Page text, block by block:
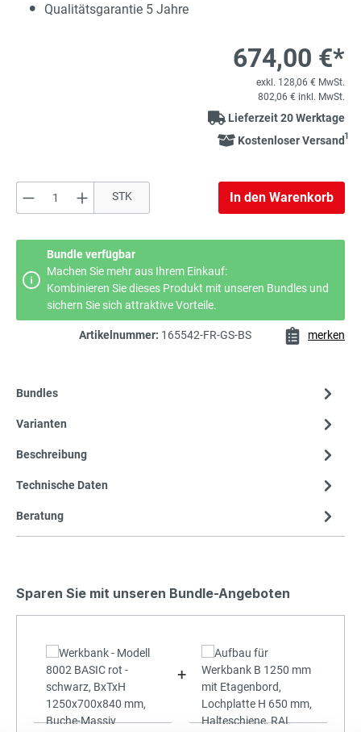
Qualitätsgarantie 5 Jahre
674,00 €*
exkl. 128,06 € MwSt.
802,06 € inkl. MwSt.
Lieferzeit 20 Werktage
Kostenloser Versand1
Produkt Anzahl: Gib den gewünschten
STK In den Warenkorb
Bundle verfügbar
Machen Sie mehr aus Ihrem Einkauf:
Kombinieren Sie dieses Produkt mit unseren Bundles und
sichern Sie sich attraktive Vorteile.
Artikelnummer: 165542-FR-GS-BS merken
Bundles
Varianten
Beschreibung
Technische Daten
Beratung
Sparen Sie mit unseren Bundle-Angeboten
+